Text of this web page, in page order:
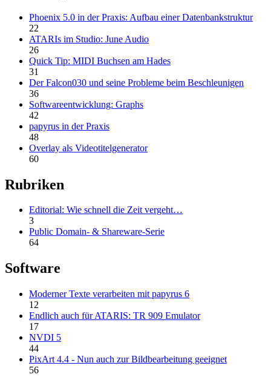
Phoenix 5.0 in der Praxis: Aufbau einer Datenbankstruktur
22
ATARIs im Studio: June Audio
26
Quick Tip: MIDI Buchsen am Hades
31
Der Falcon030 und seine Probleme beim Beschleunigen
36
Softwareentwicklung: Graphs
42
papyrus in der Praxis
48
Overlay als Videotitelgenerator
60
Rubriken
Editorial: Wie schnell die Zeit vergeht…
3
Public Domain- & Shareware-Serie
64
Software
Moderner Texte verarbeiten mit papyrus 6
12
Endlich auch für ATARIS: TR 909 Emulator
17
NVDI 5
44
PixArt 4.4 - Nun auch zur Bildbearbeitung geeignet
56